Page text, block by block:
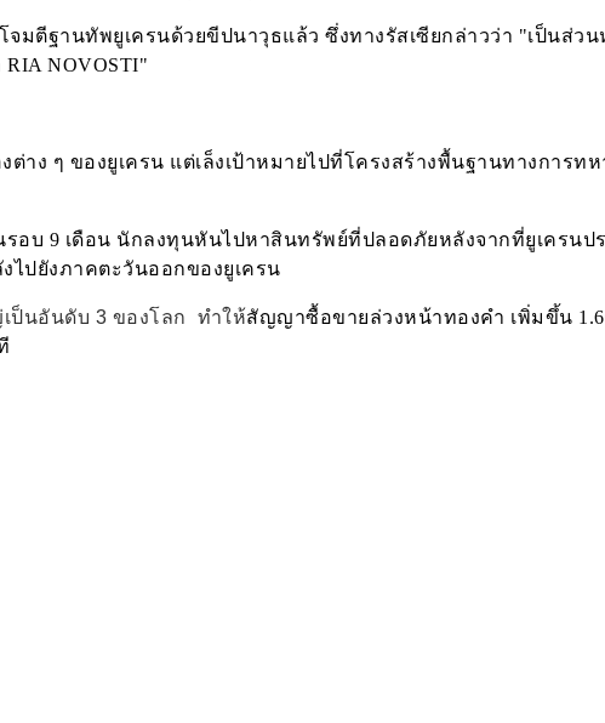
จมตีฐานทัพยูเครนด้วยขีปนาวุธแล้ว ซึ่งทางรัสเซียกล่าวว่า "เป็นส่วน
NOVOSTI"
ต่าง ๆ ของยูเครน แต่เล็งเป้าหมายไปที่โครงสร้างพื้นฐานทางการทห
อบ 9 เดือน นักลงทุนหันไปหาสินทรัพย์ที่ปลอดภัยหลังจากที่ยูเครนป
ไปยังภาคตะวันออกของยูเครน
เป็นอันดับ 3 ของโลก ทำให้สัญญาซื้อขายล่วงหน้าทองคำ เพิ่มขึ้น